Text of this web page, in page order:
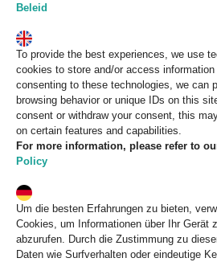
Beleid
To provide the best experiences, we use
cookies to store and/or access
consenting to these technologies, we can
browsing behavior or unique IDs on this
consent or withdraw your consent, this
on certain features and capabilities.
For more information, please refer to
Policy
Um die besten Erfahrungen zu bieten,
Cookies, um Informationen über Ihr Gerät
abzurufen. Durch die Zustimmung zu
Daten wie Surfverhalten oder eindeutige